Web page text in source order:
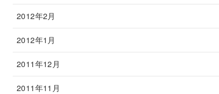
2012年2月
2012年1月
2011年12月
2011年11月